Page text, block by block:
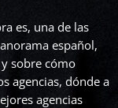
es, una de las
español,
sobre cómo
agencias, dónde a
agencias